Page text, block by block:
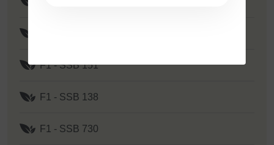
F1 - SSB 151
F1 - SSB 138
F1 - SSB 730